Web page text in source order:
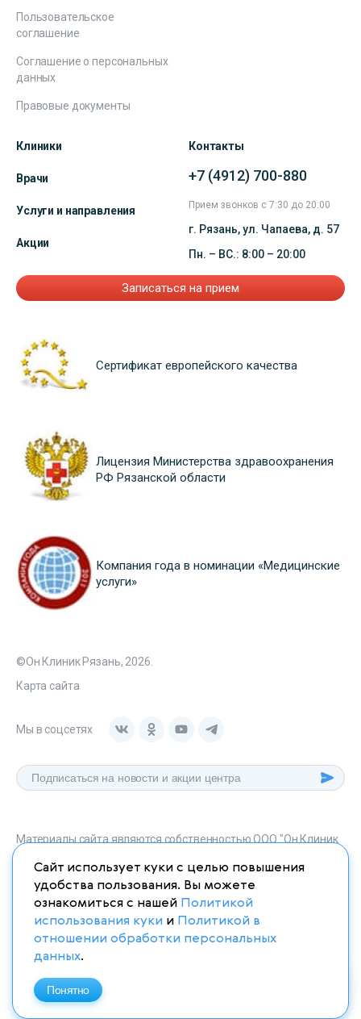
Пользовательское
соглашение
Соглашение о персональных
данных
Правовые документы
Клиники
Врачи
Услуги и направления
Акции
Контакты
+7 (4912) 700-880
Прием звонков с 7:30 до 20:00
г. Рязань, ул. Чапаева, д. 57
Пн. – ВС.: 8:00 – 20:00
Записаться на прием
Сертификат европейского качества
Лицензия Министерства здравоохранения
РФ Рязанской области
Компания года в номинации «Медицинские
услуги»
©Он Клиник Рязань, 2026.
Карта сайта
Мы в соцсетях
Материалы сайта являются собственностью ООО "Он Клиник
onclinic-ryazan.ru запрещено в соответствии со статьей 1259
ГК. РФ.
ИМЕЮТСЯ ПРОТИВОПОКАЗАНИЯ. НЕОБХОДИМО
ПРОКОНСУЛЬТИРОВАТЬСЯ СО СПЕЦИАЛИСТОМ
Сайт использует куки с целью повышения
удобства пользования. Вы можете
ознакомиться с нашей Политикой
использования куки и Политикой в
отношении обработки персональных
данных.
Понятно